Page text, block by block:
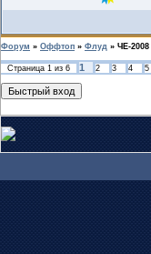
Форум » Оффтоп » Флуд » ЧЕ-2008
Страница 1 из 6 1 2 3 4 5